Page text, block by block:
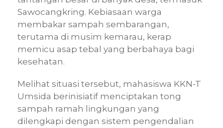
Sawocangkring. Kebiasaan warga
membakar sampah sembarangan,
terutama di musim kemarau, kerap
memicu asap tebal yang berbahaya bagi
kesehatan.
Melihat situasi tersebut, mahasiswa KKN-T
Umsida berinisiatif menciptakan tong
sampah ramah lingkungan yang
dilengkapi dengan sistem pengendalian